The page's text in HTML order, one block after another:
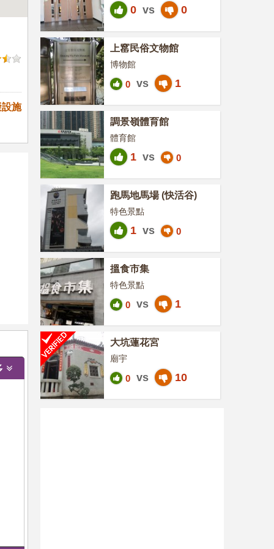
施
0 vs 0
上窰民俗文物館
博物館
0 vs 1
調景嶺體育館
體育館
1 vs 0
跑馬地馬場 (快活谷)
特色景點
1 vs 0
搵食市集
特色景點
0 vs 1
大坑蓮花宮
廟宇
0 vs 10